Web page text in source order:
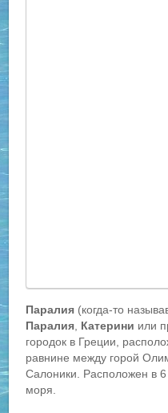
Паралия (когда-то
Паралия, Катерини или
городок в Греции,
равнине между горой
Салоники. Расположен в
моря.